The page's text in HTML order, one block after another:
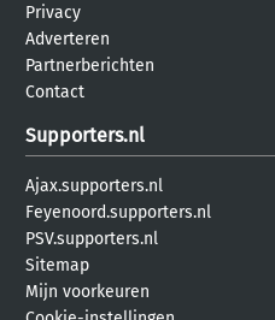
Privacy
Adverteren
Partnerberichten
Contact
Supporters.nl
Ajax.supporters.nl
Feyenoord.supporters.nl
PSV.supporters.nl
Sitemap
Mijn voorkeuren